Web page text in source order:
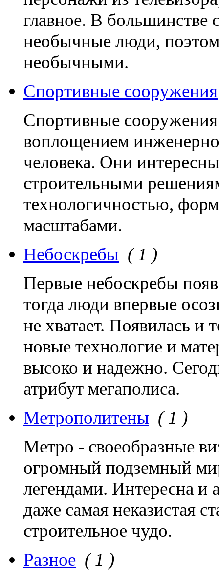
главное. В большинстве
необычные люди,
необычными.
Спортивные сооружения
Спортивные
воплощением
человека. Они
строительными
технологичностью,
масштабами.
Небоскребы ( 1 )
Первые небоскребы
тогда люди впервые
не хватает. Появилась и
новые технологие и
высоко и надежно.
атрибут мегаполиса.
Метрополитены ( 1 )
Метро - своеобразные
огромный подземный
легендами. Интересна и
даже самая неказистая
строительное чудо.
Разное ( 1 )